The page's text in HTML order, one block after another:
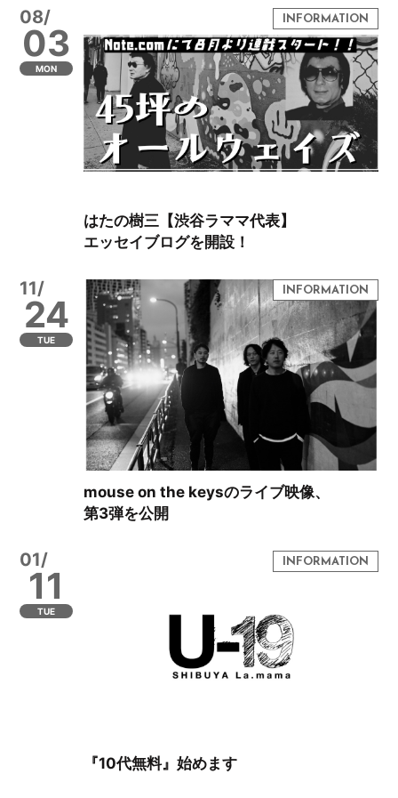
08/
03
MON
はたの樹三【渋谷ラママ代表】
エッセイブログを開設！
11/
24
TUE
mouse on the keysのライブ映像、
第3弾を公開
01/
11
TUE
『10代無料』始めます